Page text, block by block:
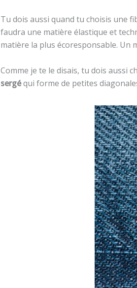
Tu dois aussi quand tu choisis une
faudra une matière élastique et
matière la plus écoresponsable. Un
Comme je te le disais, tu dois aussi
sergéqui forme de petites